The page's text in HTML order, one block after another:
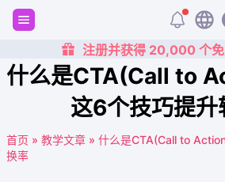
注册并获得 20,000 个免
什么是CTA(Call to
这6个技巧提升
首页 » 教学文章 » 什么是CTA(Call to
换率